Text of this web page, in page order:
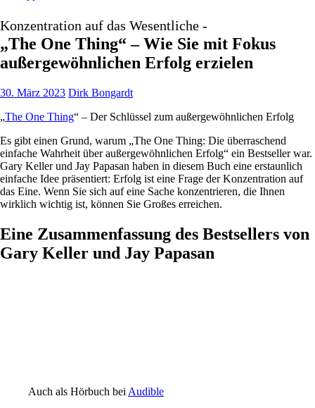
Konzentration auf das Wesentliche -
„The One Thing“ – Wie Sie mit Fokus
außergewöhnlichen Erfolg erzielen
30. März 2023 Dirk Bongardt
„The One Thing“ – Der Schlüssel zum außergewöhnlichen Erfolg
Es gibt einen Grund, warum „The One Thing: Die überraschend
einfache Wahrheit über außergewöhnlichen Erfolg“ ein Bestseller war.
Gary Keller und Jay Papasan haben in diesem Buch eine erstaunlich
einfache Idee präsentiert: Erfolg ist eine Frage der Konzentration auf
das Eine. Wenn Sie sich auf eine Sache konzentrieren, die Ihnen
wirklich wichtig ist, können Sie Großes erreichen.
Eine Zusammenfassung des Bestsellers von
Gary Keller und Jay Papasan
Auch als Hörbuch bei Audible